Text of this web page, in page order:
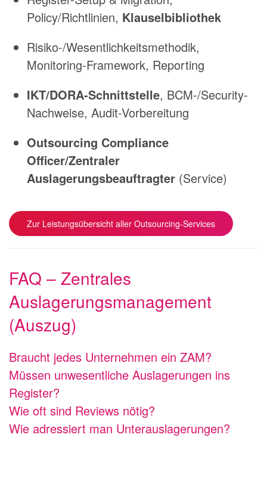
Policy/Richtlinien, Klauselbibliothek
Risiko-/Wesentlichkeitsmethodik,
Monitoring-Framework, Reporting
IKT/DORA-Schnittstelle, BCM-/Security-
Nachweise, Audit-Vorbereitung
Outsourcing Compliance
Officer/Zentraler
Auslagerungsbeauftragter (Service)
Zur Leistungsübersicht aller Outsourcing-Services
FAQ – Zentrales
Auslagerungsmanagement
(Auszug)
Braucht jedes Unternehmen ein ZAM?
Müssen unwesentliche Auslagerungen ins
Register?
Wie oft sind Reviews nötig?
Wie adressiert man Unterauslagerungen?